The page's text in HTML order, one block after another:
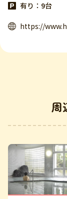
有り：9台
https://
周